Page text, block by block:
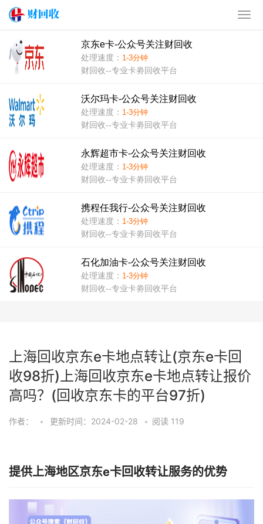
上海回收京东e卡地点转让(京东e卡回
收98折)上海回收京东e卡地点转让报价
高吗？(回收京东卡的平台97折)
作者： • 更新时间：2024-02-28 • 阅读 119
提供上海地区京东e卡回收转让服务的优势